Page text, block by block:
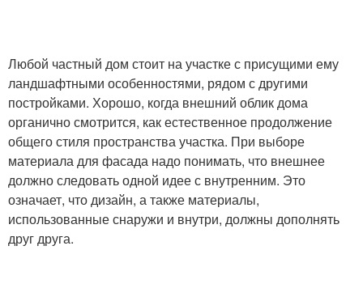
Современный способ Хрупкие материалы
Современные
конструкции
Утеплительные
материалы
Любой частный дом стоит на участке с присущими ему
ландшафтными особенностями, рядом с другими
постройками. Хорошо, когда внешний облик дома
органично смотрится, как естественное продолжение
общего стиля пространства участка. При выборе
материала для фасада надо понимать, что внешнее
должно следовать одной идее с внутренним. Это
означает, что дизайн, а также материалы,
использованные снаружи и внутри, должны дополнять
друг друга.